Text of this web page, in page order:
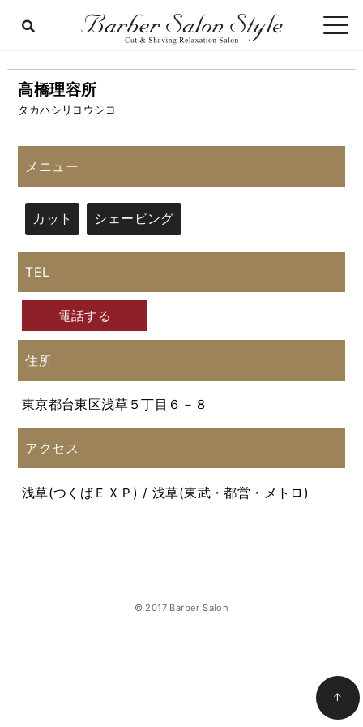
高橋理容所
タカハシリヨウシヨ
メニュー
カット シェービング
TEL
電話する
住所
東京都台東区浅草５丁目６－８
アクセス
浅草(つくばＥＸＰ) / 浅草(東武・都営・メトロ)
© 2017 Barber Salon
↑